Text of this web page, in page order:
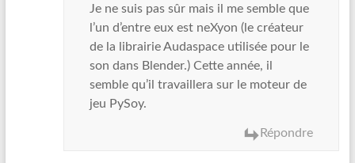
Je ne suis pas sûr mais il me semble que
l’un d’entre eux est neXyon (le créateur
de la librairie Audaspace utilisée pour le
son dans Blender.) Cette année, il
semble qu’il travaillera sur le moteur de
jeu PySoy.
Répondre